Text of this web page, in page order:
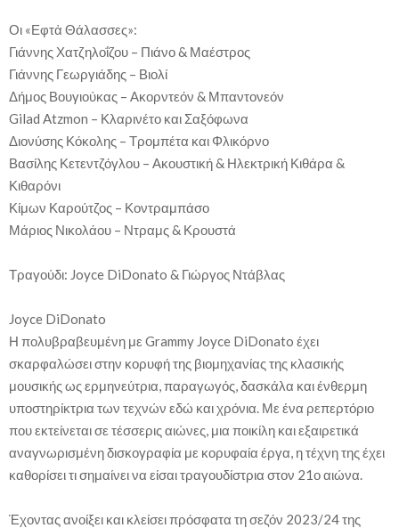
Οι «Εφτἀ Θάλασσες»:
Γιάννης Χατζηλοΐζου – Πιάνο & Μαέστρος
Γιάννης Γεωργιάδης – Βιολί
Δήμος Βουγιούκας – Ακορντεόν & Μπαντονεόν
Gilad Atzmon – Κλαρινέτο και Σαξόφωνα
Διονύσης Κόκολης – Τρομπέτα και Φλικόρνο
Βασίλης Κετεντζόγλου – Ακουστική & Ηλεκτρική Κιθάρα &
Κιθαρόνι
Κίμων Καρούτζος – Κοντραμπάσο
Μάριος Νικολάου – Ντραμς & Κρουστά
Τραγούδι: Joyce DiDonato & Γιώργος Ντάβλας
Joyce DiDonato
Η πολυβραβευμένη με Grammy Joyce DiDonato έχει
σκαρφαλώσει στην κορυφή της βιομηχανίας της κλασικής
μουσικής ως ερμηνεύτρια, παραγωγός, δασκάλα και ένθερμη
υποστηρίκτρια των τεχνών εδώ και χρόνια. Με ένα ρεπερτόριο
που εκτείνεται σε τέσσερις αιώνες, μια ποικίλη και εξαιρετικά
αναγνωρισμένη δισκογραφία με κορυφαία έργα, η τέχνη της έχει
καθορίσει τι σημαίνει να είσαι τραγουδίστρια στον 21ο αιώνα.
Έχοντας ανοίξει και κλείσει πρόσφατα τη σεζόν 2023/24 της